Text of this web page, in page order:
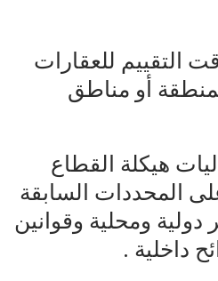
التقييم للعقارات
أو مناطق
هيكلة القطاع
المحددات السابقة
ومحلية وقوانين
داخلية .